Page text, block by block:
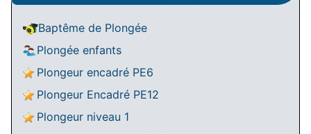
Baptême de Plongée
Plongée enfants
Plongeur encadré PE6
Plongeur Encadré PE12
Plongeur niveau 1